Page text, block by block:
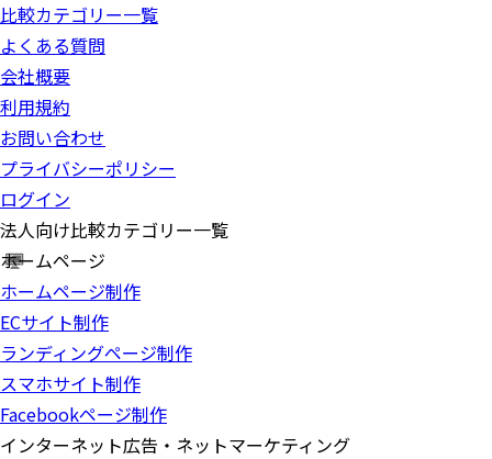
比較カテゴリー一覧
よくある質問
会社概要
利用規約
お問い合わせ
プライバシーポリシー
ログイン
法人向け比較カテゴリー一覧
ホームページ
ホームページ制作
ECサイト制作
ランディングページ制作
スマホサイト制作
Facebookページ制作
インターネット広告・ネットマーケティング